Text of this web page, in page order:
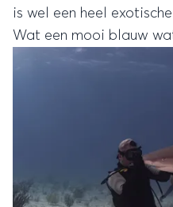
is wel een heel
Wat een mooi blauw